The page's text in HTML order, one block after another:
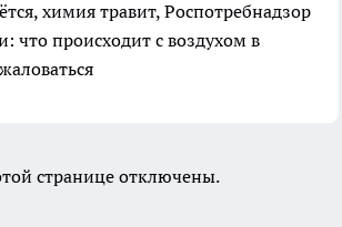
химия травит, Роспотребнадзор
что происходит с воздухом в
странице отключены.